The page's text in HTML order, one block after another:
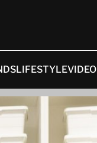
LIFESTYLEVIDEO